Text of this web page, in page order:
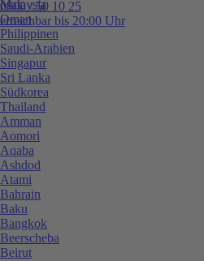
0800 / 50 10 25
erreichbar bis 20:00 Uhr
Malaysia
Oman
Philippinen
Saudi-Arabien
Singapur
Sri Lanka
Südkorea
Thailand
Amman
Aomori
Aqaba
Ashdod
Atami
Bahrain
Baku
Bangkok
Beerscheba
Beirut